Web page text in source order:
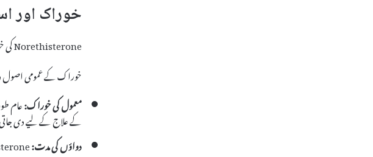
خوراک اور
Norethisterone کی خوراک کا تعین ہر مریض کی حالت اور معالج کی ہدایت کے مطابق کیا جاتا ہے۔ عموماً، یہ گولیاں کی شکل میں استعمال ہوتی ہیں۔
خوراک کے عمومی
معمول کی خوراک:
کے علاج کے لیے دی
دواؤں کی مدت: